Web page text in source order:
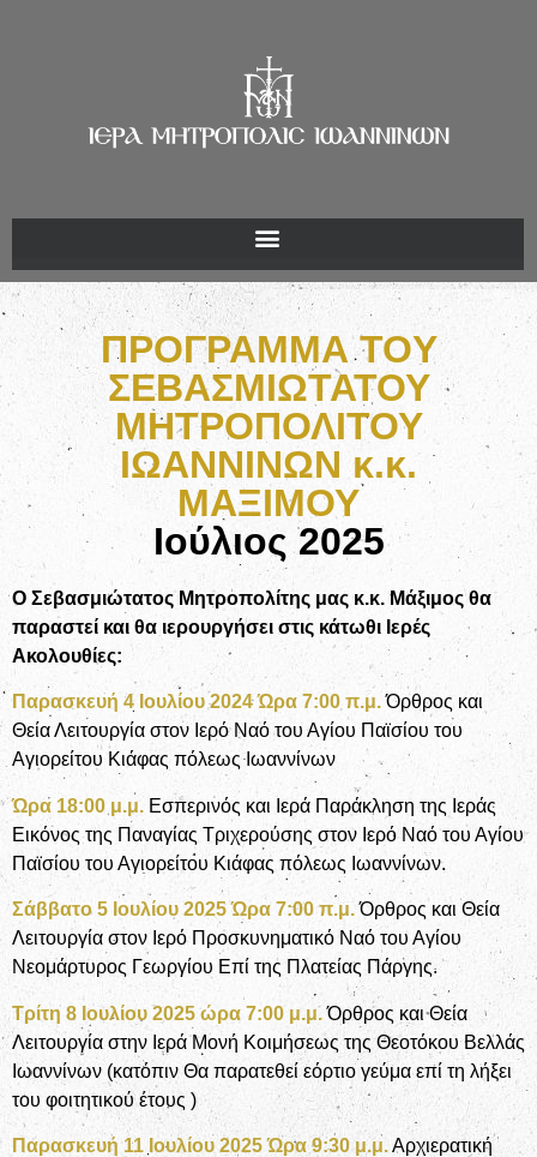
ΠΡΟΓΡΑΜΜΑ TOY
ΣΕΒΑΣΜΙΩΤΑΤΟΥ
ΜΗΤΡΟΠΟΛΙΤΟΥ
ΙΩΑΝΝΙΝΩΝ κ.κ.
ΜΑΞΙΜΟΥ
Ιούλιος 2025
Ο Σεβασμιώτατος Μητροπολίτης μας κ.κ. Μάξιμος θα
παραστεί και θα ιερουργήσει στις κάτωθι Ιερές
Ακολουθίες:
Παρασκευή 4 Ιουλίου 2024 Ώρα 7:00 π.μ. Όρθρος και
Θεία Λειτουργία στον Ιερό Ναό του Αγίου Παϊσίου του
Αγιορείτου Κιάφας πόλεως Ιωαννίνων
Ώρα 18:00 μ.μ. Εσπερινός και Ιερά Παράκληση της Ιεράς
Εικόνος της Παναγίας Τριχερούσης στον Ιερό Ναό του Αγίου
Παϊσίου του Αγιορείτου Κιάφας πόλεως Ιωαννίνων.
Σάββατο 5 Ιουλίου 2025 Ώρα 7:00 π.μ. Όρθρος και Θεία
Λειτουργία στον Ιερό Προσκυνηματικό Ναό του Αγίου
Νεομάρτυρος Γεωργίου Επί της Πλατείας Πάργης.
Τρίτη 8 Ιουλίου 2025 ώρα 7:00 μ.μ. Όρθρος και Θεία
Λειτουργία στην Ιερά Μονή Κοιμήσεως της Θεοτόκου Βελλάς
Ιωαννίνων (κατόπιν Θα παρατεθεί εόρτιο γεύμα επί τη λήξει
του φοιτητικού έτους )
Παρασκευή 11 Ιουλίου 2025 Ώρα 9:30 μ.μ.Αρχιερατική